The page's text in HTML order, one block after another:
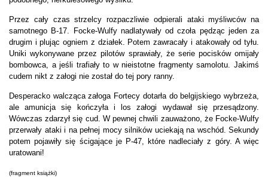
Przez cały czas strzelcy rozpaczliwie odpierali ataki myśliwców na
samotnego B-17. Focke-Wulfy nadlatywały od czoła pędząc jeden za
drugim i plując ogniem z działek. Potem zawracały i atakowały od tyłu.
Uniki wykonywane przez pilotów sprawiały, że serie pocisków omijały
bombowca, a jeśli trafiały to w nieistotne fragmenty samolotu. Jakimś
cudem nikt z załogi nie został do tej pory ranny.
Desperacko walcząca załoga Fortecy dotarła do belgijskiego wybrzeża,
ale amunicja się kończyła i los załogi wydawał się przesądzony.
Wówczas zdarzył się cud. W pewnej chwili zauważono, że Focke-Wulfy
przerwały ataki i na pełnej mocy silników uciekają na wschód. Sekundy
potem pojawiły się ścigające je P-47, które nadleciały z góry. A więc
uratowani!
(fragment książki)